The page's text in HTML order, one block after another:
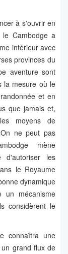
à s'ouvrir en
le Cambodge a
intérieur avec
provinces du
aventure sont
la mesure où le
et en
que jamais et,
moyens de
ne peut pas
mène
d'autoriser les
le Royaume
dynamique
un mécanisme
considèrent le
connaîtra une
grand flux de